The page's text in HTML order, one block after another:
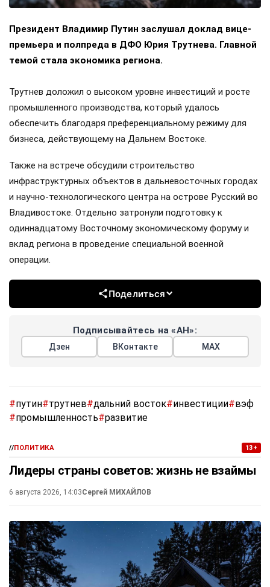
Президент Владимир Путин заслушал доклад вице-
премьера и полпреда в ДФО Юрия Трутнева. Главной
темой стала экономика региона.
Трутнев доложил о высоком уровне инвестиций и росте
промышленного производства, который удалось
обеспечить благодаря преференциальному режиму для
бизнеса, действующему на Дальнем Востоке.
Также на встрече обсудили строительство
инфраструктурных объектов в дальневосточных городах
и научно-технологического центра на острове Русский во
Владивостоке. Отдельно затронули подготовку к
одиннадцатому Восточному экономическому форуму и
вклад региона в проведение специальной военной
операции.
Поделиться
Подписывайтесь на «АН»:
Дзен ВКонтакте МАХ
#путин#трутнев#дальний восток#инвестиции#вэф
#промышленность#развитие
//ПОЛИТИКА 13+
Лидеры страны советов: жизнь не взаймы
6 августа 2026, 14:03Сергей МИХАЙЛОВ